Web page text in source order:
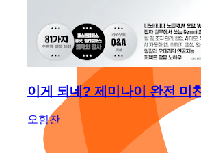
이게 되네? 제미나이 완전 미
오힘찬